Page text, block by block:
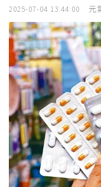
2025-07-04 13:44:00 元